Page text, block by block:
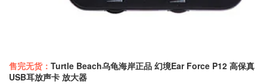
售完无货： Turtle Beach乌龟海岸正品 幻境Ear Force P12 高保真
USB耳放声卡 放大器